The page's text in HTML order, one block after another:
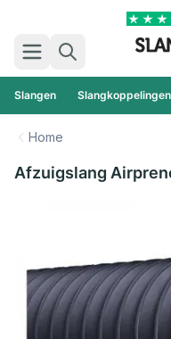
Zoek
Slangen Slangkoppelingen
Home
Afzuigslang